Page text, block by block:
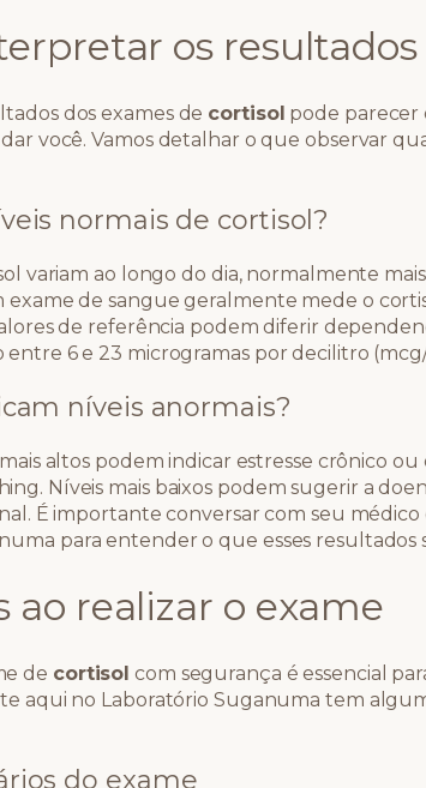
os resultados
dos exames de cortisol pode parecer
você. Vamos detalhar o que observar
normais de cortisol?
variam ao longo do dia, normalmente
exame de sangue geralmente mede o
de referência podem diferir
6 e 23 microgramas por decilitro
níveis anormais?
altos podem indicar estresse crônico ou
Níveis mais baixos podem sugerir a
É importante conversar com seu
para entender o que esses resultados
ao realizar o exame
de cortisol com segurança é essencial
aqui no Laboratório Suganuma tem
do exame